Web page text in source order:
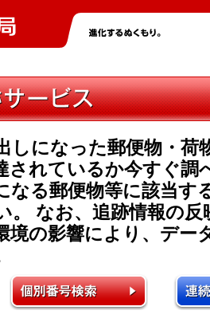
しになった郵便物・荷
されているか今すぐ調
なる郵便物等に該当す
。 なお、追跡情報の
境の影響により、デー